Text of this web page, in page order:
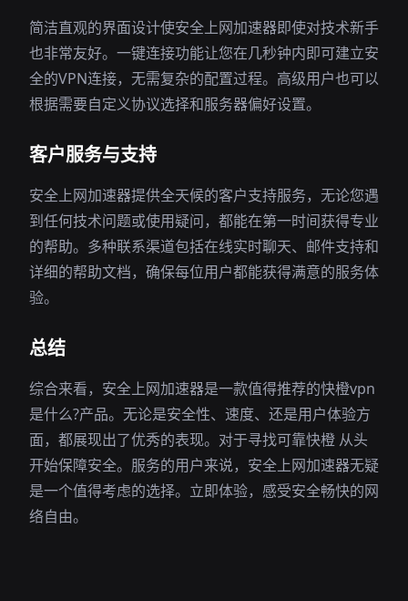
简洁直观的界面设计使安全上网加速器即使对技术新手
也非常友好。一键连接功能让您在几秒钟内即可建立安
全的VPN连接，无需复杂的配置过程。高级用户也可以
根据需要自定义协议选择和服务器偏好设置。
客户服务与支持
安全上网加速器提供全天候的客户支持服务，无论您遇
到任何技术问题或使用疑问，都能在第一时间获得专业
的帮助。多种联系渠道包括在线实时聊天、邮件支持和
详细的帮助文档，确保每位用户都能获得满意的服务体
验。
总结
综合来看，安全上网加速器是一款值得推荐的快橙vpn
是什么?产品。无论是安全性、速度、还是用户体验方
面，都展现出了优秀的表现。对于寻找可靠快橙 从头
开始保障安全。服务的用户来说，安全上网加速器无疑
是一个值得考虑的选择。立即体验，感受安全畅快的网
络自由。